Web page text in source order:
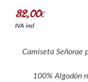
32,00€
IVA incl
Camiseta Señorae
100% Algodón